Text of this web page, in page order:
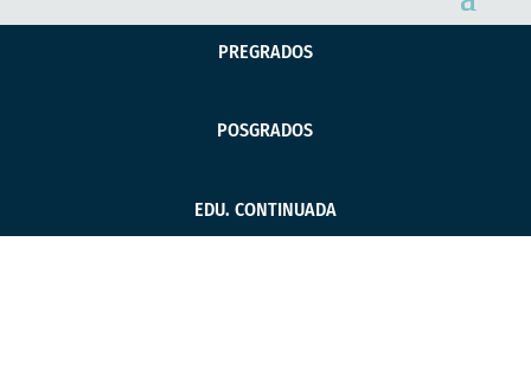
PREGRADOS
POSGRADOS
EDU. CONTINUADA